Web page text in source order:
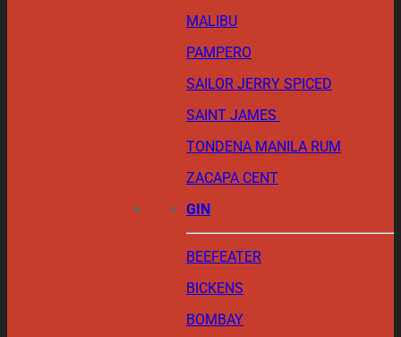
MALIBU
PAMPERO
SAILOR JERRY SPICED
SAINT JAMES
TONDENA MANILA RUM
ZACAPA CENT
GIN
BEEFEATER
BICKENS
BOMBAY